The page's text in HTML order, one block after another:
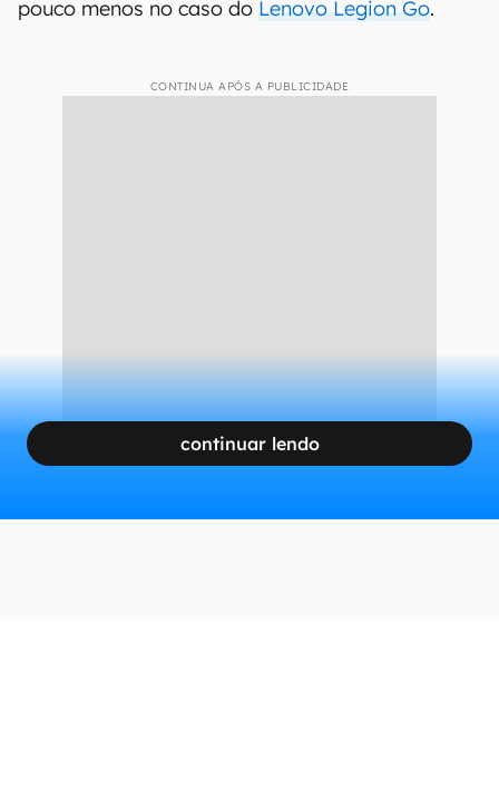
pouco menos no caso do Lenovo Legion Go.
CONTINUA APÓS A PUBLICIDADE
continuar lendo